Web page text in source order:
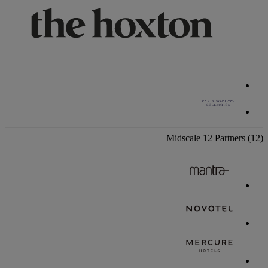
Midscale 12 Partners (12)